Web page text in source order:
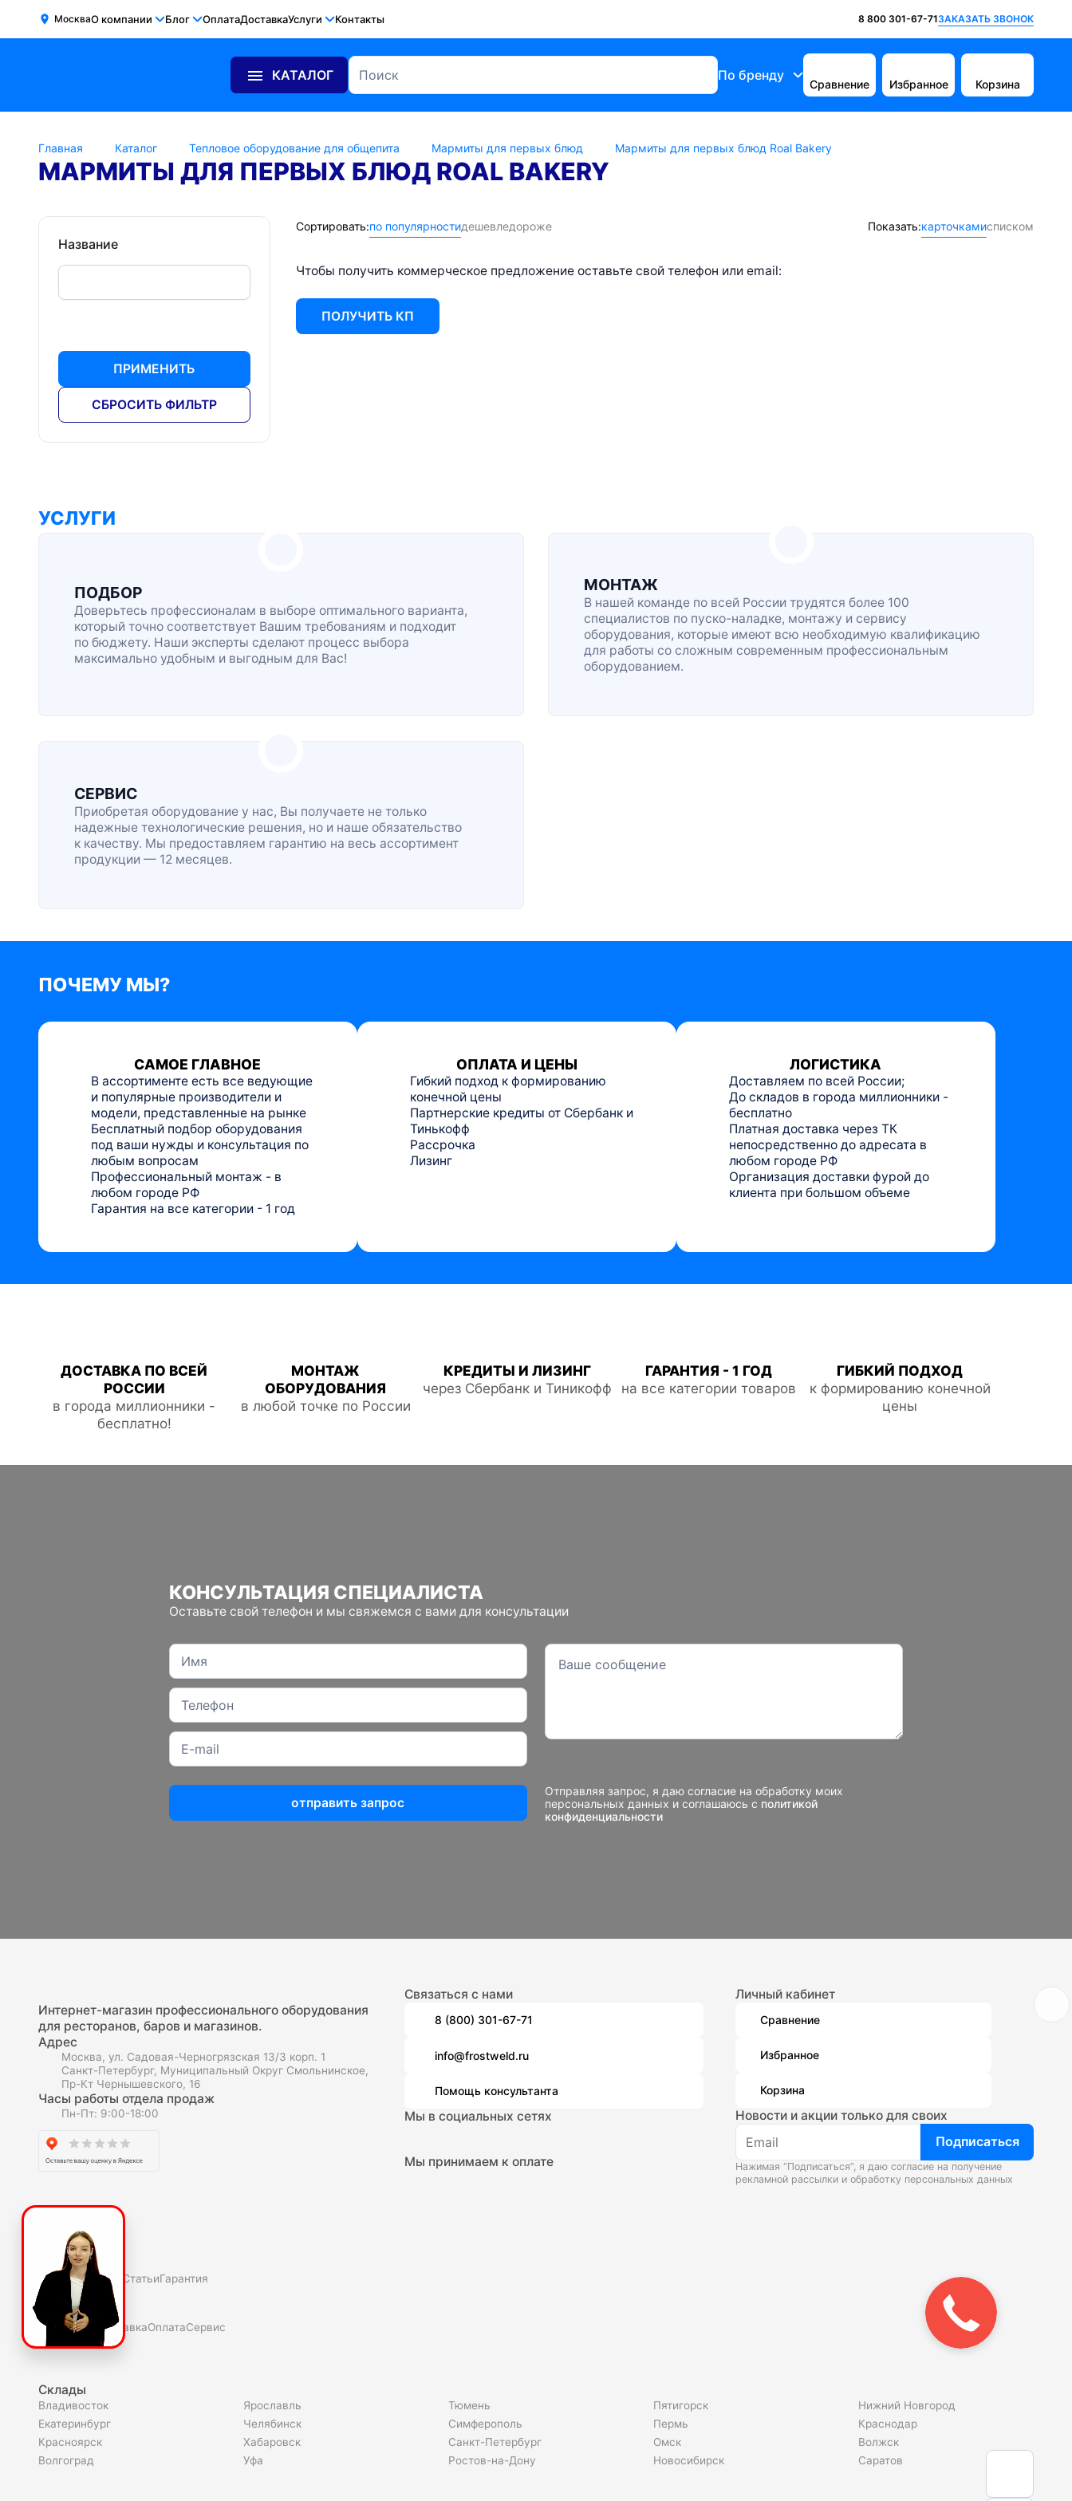
МоскваО компании Блог ОплатаДоставкаУслуги Контакты 8 800 301-67-71ЗАКАЗАТЬ ЗВОНОК
КАТАЛОГ По бренду
Сравнение Избранное Корзина
Главная Каталог Тепловое оборудование для общепита Мармиты для первых блюд Мармиты для первых блюд Roal Bakery
МАРМИТЫ ДЛЯ ПЕРВЫХ БЛЮД ROAL BAKERY
Сортировать:по популярностидешевледороже Показать:карточкамисписком
Название
ПРИМЕНИТЬ
СБРОСИТЬ ФИЛЬТР
Чтобы получить коммерческое предложение оставьте свой телефон или email:
ПОЛУЧИТЬ КП
УСЛУГИ
ПОДБОР
Доверьтесь профессионалам в выборе оптимального варианта,
который точно соответствует Вашим требованиям и подходит
по бюджету. Наши эксперты сделают процесс выбора
максимально удобным и выгодным для Вас!
МОНТАЖ
В нашей команде по всей России трудятся более 100
специалистов по пуско-наладке, монтажу и сервису
оборудования, которые имеют всю необходимую квалификацию
для работы со сложным современным профессиональным
оборудованием.
СЕРВИС
Приобретая оборудование у нас, Вы получаете не только
надежные технологические решения, но и наше обязательство
к качеству. Мы предоставляем гарантию на весь ассортимент
продукции — 12 месяцев.
ПОЧЕМУ МЫ?
САМОЕ ГЛАВНОЕ
В ассортименте есть все ведующие
и популярные производители и
модели, представленные на рынке
Бесплатный подбор оборудования
под ваши нужды и консультация по
любым вопросам
Профессиональный монтаж - в
любом городе РФ
Гарантия на все категории - 1 год
ОПЛАТА И ЦЕНЫ
Гибкий подход к формированию
конечной цены
Партнерские кредиты от Сбербанк и
Тинькофф
Рассрочка
Лизинг
ЛОГИСТИКА
Доставляем по всей России;
До складов в города миллионники -
бесплатно
Платная доставка через ТК
непосредственно до адресата в
любом городе РФ
Организация доставки фурой до
клиента при большом объеме
ДОСТАВКА ПО ВСЕЙ
РОССИИ
в города миллионники -
бесплатно!
МОНТАЖ
ОБОРУДОВАНИЯ
в любой точке по России
КРЕДИТЫ И ЛИЗИНГ
через Сбербанк и Тиникофф
ГАРАНТИЯ - 1 ГОД
на все категории товаров
ГИБКИЙ ПОДХОД
к формированию конечной
цены
КОНСУЛЬТАЦИЯ СПЕЦИАЛИСТА
Оставьте свой телефон и мы свяжемся с вами для консультации
отправить запрос
Отправляя запрос, я даю согласие на обработку моих
персональных данных и соглашаюсь с политикой
конфиденциальности
Интернет-магазин профессионального оборудования
для ресторанов, баров и магазинов.
Адрес
Москва, ул. Садовая-Черногрязская 13/3 корп. 1
Санкт-Петербург, Муниципальный Округ Смольнинское,
Пр-Кт Чернышевского, 16
Часы работы отдела продаж
Пн-Пт: 9:00-18:00
О компаниии
О нас
Полезное
Скидки и акции СтатьиГарантия
Покупателю
Как купить ДоставкаОплатаСервис
Связаться с нами
8 (800) 301-67-71
info@frostweld.ru
Помощь консультанта
Мы в социальных сетях
Мы принимаем к оплате
Личный кабинет
Сравнение
Избранное
Корзина
Новости и акции только для своих
Подписаться
Нажимая “Подписаться”, я даю согласие на получение
рекламной рассылки и обработку персональных данных
Склады
Владивосток
Екатеринбург
Красноярск
Волгоград
Ярославль
Челябинск
Хабаровск
Уфа
Тюмень
Симферополь
Санкт-Петербург
Ростов-на-Дону
Пятигорск
Пермь
Омск
Новосибирск
Нижний Новгород
Краснодар
Волжск
Саратов
Закажите
звонок!